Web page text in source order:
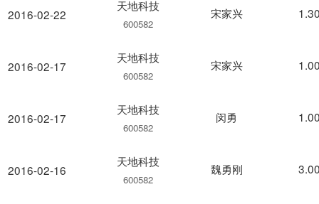
2016-02-22
2016-02-17
2016-02-17
2016-02-16
天地科技
600582
宋家兴
天地科技
600582
宋家兴
天地科技
600582
闵勇
天地科技
600582
魏勇刚